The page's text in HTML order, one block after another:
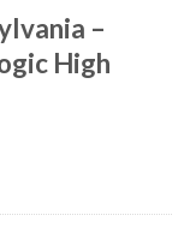
Wishlist
–
High